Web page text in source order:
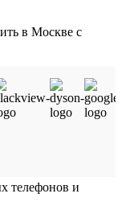
в Москве с
телефонов и